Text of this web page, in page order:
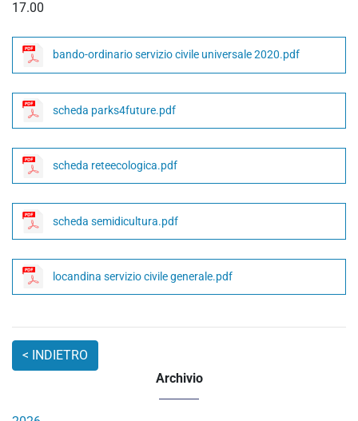
17.00
bando-ordinario servizio civile universale 2020.pdf
scheda parks4future.pdf
scheda reteecologica.pdf
scheda semidicultura.pdf
locandina servizio civile generale.pdf
Archivio